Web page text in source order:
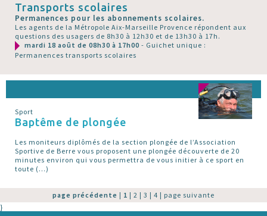
Transports scolaires
Permanences pour les abonnements scolaires.
Les agents de la Métropole Aix-Marseille Provence répondent aux
questions des usagers de 8h30 à 12h30 et de 13h30 à 17h.
mardi 18 août de 08h30 à 17h00 - Guichet unique :
Permanences transports scolaires
Sport
Baptême de plongée
Les moniteurs diplômés de la section plongée de l’Association
Sportive de Berre vous proposent une plongée découverte de 20
minutes environ qui vous permettra de vous initier à ce sport en
toute (…)
page précédente | 1 | 2 | 3 | 4 | page suivante
}